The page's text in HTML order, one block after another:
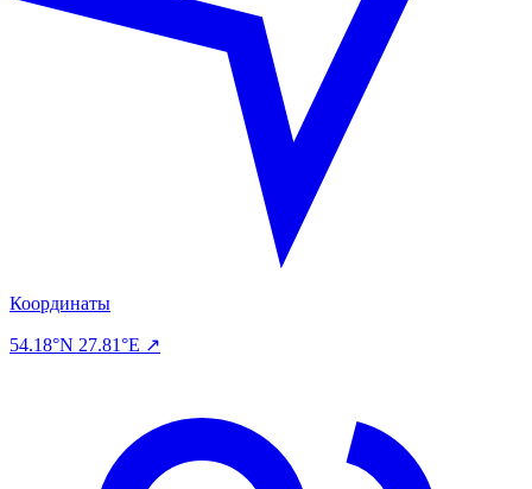
Координаты
54.18°N 27.81°E ↗